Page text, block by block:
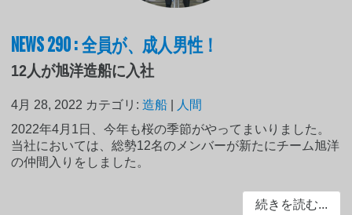
NEWS 290 : 全員が、成人男性！
12人が旭洋造船に入社
4月 28, 2022 カテゴリ:造船
人間
2022年4月1日、今年も桜の季節がやってまいりました。
当社においては、総勢12名のメンバーが新たにチーム旭洋
の仲間入りをしました。
続きを読む...